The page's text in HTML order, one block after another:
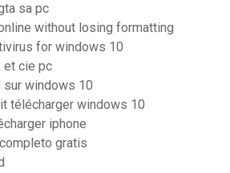
sa pc
without losing formatting
for windows 10
et cie pc
sur windows 10
télécharger windows 10
iphone
gratis